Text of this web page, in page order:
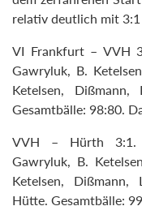
relativ deutlich mit
VI Frankfurt – VVH
Gawryluk, B.
Ketelsen,
Gesamtbälle: 98:80.
VVH – Hürth 3:1.
Gawryluk, B.
Ketelsen, Dißmann,
Hütte. Gesamtbälle: